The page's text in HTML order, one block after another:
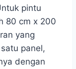
pintu
80 cm x 200
yang
panel,
dengan